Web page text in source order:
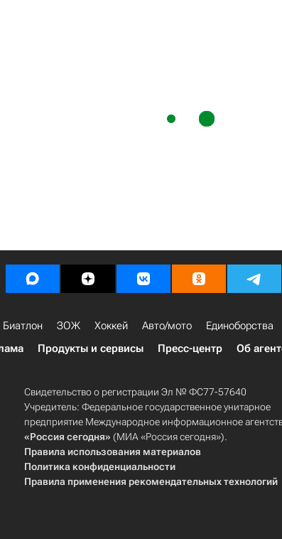
Биатлон ЗОЖ Хоккей Авто/мото Единоборства
Продукты и сервисы Пресс-центр Об
Свидетельство о регистрации Эл № ФС77-57640
Учредитель: Федеральное государственное унитарное
предприятие Международное информационное
«Россия сегодня» (МИА «Россия сегодня»).
Правила использования материалов
Политика конфиденциальности
Правила применения рекомендательных технологий